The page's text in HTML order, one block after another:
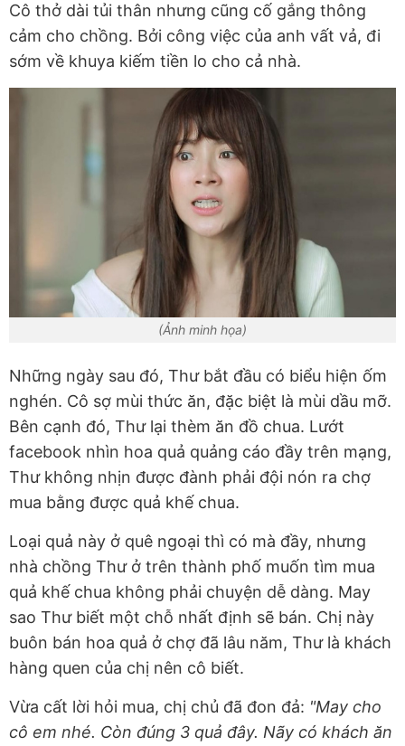
Cô thở dài tủi thân nhưng cũng cố gắng thông
cảm cho chồng. Bởi công việc của anh vất vả, đi
sớm về khuya kiếm tiền lo cho cả nhà.
(Ảnh minh họa)
Những ngày sau đó, Thư bắt đầu có biểu hiện ốm
nghén. Cô sợ mùi thức ăn, đặc biệt là mùi dầu mỡ.
Bên cạnh đó, Thư lại thèm ăn đồ chua. Lướt
facebook nhìn hoa quả quảng cáo đầy trên mạng,
Thư không nhịn được đành phải đội nón ra chợ
mua bằng được quả khế chua.
Loại quả này ở quê ngoại thì có mà đầy, nhưng
nhà chồng Thư ở trên thành phố muốn tìm mua
quả khế chua không phải chuyện dễ dàng. May
sao Thư biết một chỗ nhất định sẽ bán. Chị này
buôn bán hoa quả ở chợ đã lâu năm, Thư là khách
hàng quen của chị nên cô biết.
Vừa cất lời hỏi mua, chị chủ đã đon đả: "May cho
cô em nhé. Còn đúng 3 quả đây. Nãy có khách ăn